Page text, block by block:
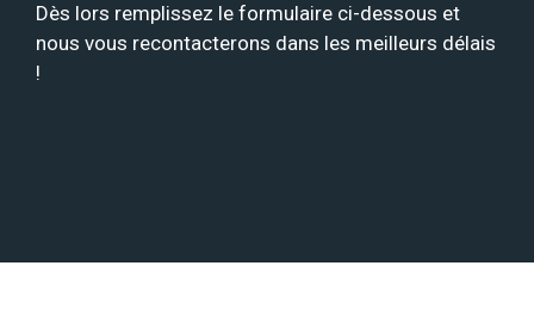
Dès lors remplissez le formulaire ci-dessous et
nous vous recontacterons dans les meilleurs délais
!